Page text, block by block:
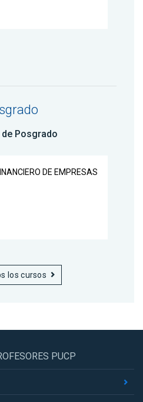
de Posgrado
DE EMPRESAS
los cursos
PUCP